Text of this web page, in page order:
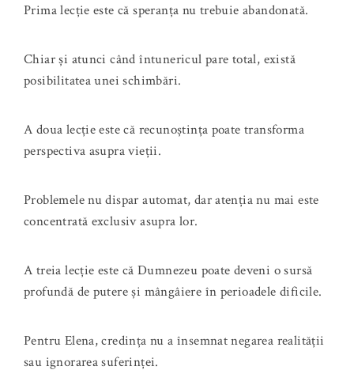
Prima lecție este că speranța nu trebuie abandonată.
Chiar și atunci când întunericul pare total, există
posibilitatea unei schimbări.
A doua lecție este că recunoștința poate transforma
perspectiva asupra vieții.
Problemele nu dispar automat, dar atenția nu mai este
concentrată exclusiv asupra lor.
A treia lecție este că Dumnezeu poate deveni o sursă
profundă de putere și mângâiere în perioadele dificile.
Pentru Elena, credința nu a însemnat negarea realității
sau ignorarea suferinței.